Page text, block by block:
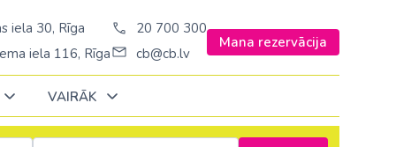
iela 30, Rīga
iela 116, Rīga
20 700 300
cb@cb.lv
Mana rezervācija
VAIRĀK